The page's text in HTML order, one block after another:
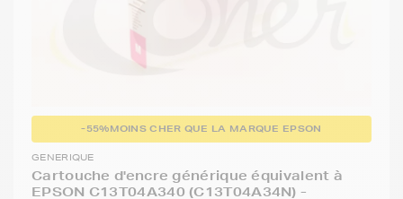
-55%MOINS CHER QUE LA MARQUE EPSON
GENERIQUE
Cartouche d'encre générique équivalent à
EPSON C13T04A340 (C13T04A34N) -